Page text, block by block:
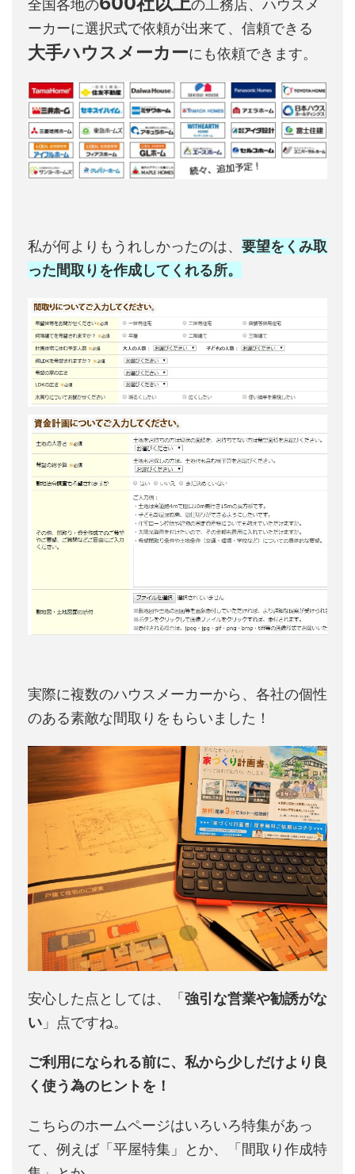
全国各地の
の工務店、ハウスメ
ーカーに選択式で依頼が出来て、信頼できる
大手ハウスメーカーにも依頼できます。
私が何よりもうれしかったのは、 要望をくみ取
った間取りを作成してくれる所。
実際に複数のハウスメーカーから、各社の個性
のある素敵な間取りをもらいました！
安心した点としては、「強引な営業や勧誘がな
い 」点ですね。
ご利用になられる前に、私から少しだけより良
く使う為のヒントを！
こちらのホームページはいろいろ特集があっ
て、例えば「平屋特集」とか、「間取り作成特